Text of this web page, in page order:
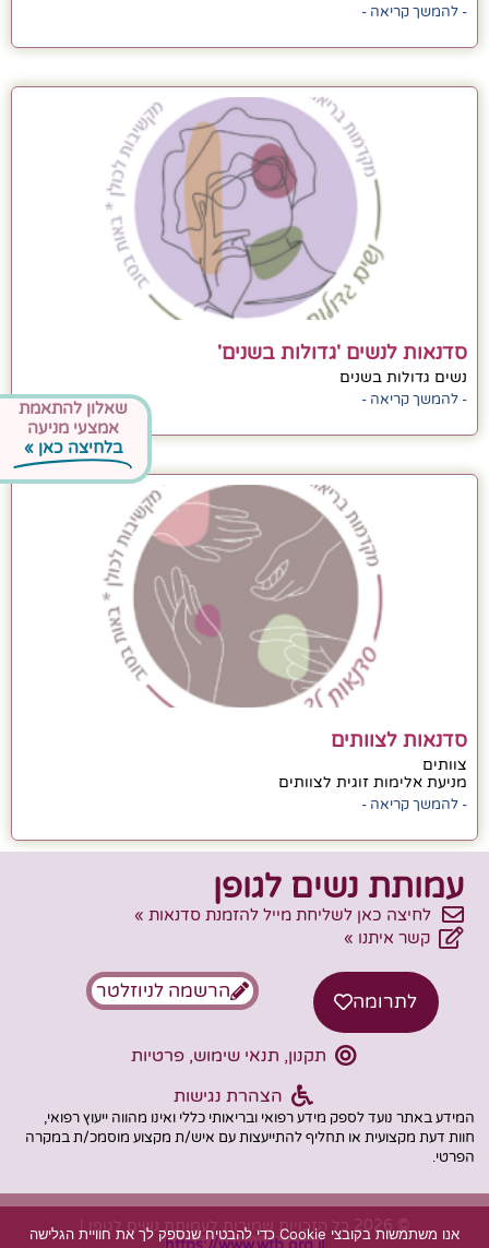
- להמשך קריאה -
סדנאות לנשים 'גדולות בשנים'
נשים גדולות בשנים
- להמשך קריאה -
סדנאות לצוותים
צוותים
מניעת אלימות זוגית לצוותים
- להמשך קריאה -
עמותת נשים לגופן
לחיצה כאן לשליחת מייל להזמנת סדנאות »
קשר איתנו »
לתרומה הרשמה לניוזלטר
תקנון, תנאי שימוש, פרטיות
הצהרת נגישות
המידע באתר נועד לספק מידע רפואי ובריאותי כללי ואינו מהווה ייעוץ רפואי,
חוות דעת מקצועית או תחליף להתייעצות עם איש/ת מקצוע מוסמכ/ת במקרה
הפרטי.
שאלון להתאמת
אמצעי מניעה
בלחיצה כאן »
© 2026 כל הזכויות שמורות לעמותת נשים לגופן |
אנו משתמשות בקובצי Cookie כדי להבטיח שנספק לך את חוויית הגלישה